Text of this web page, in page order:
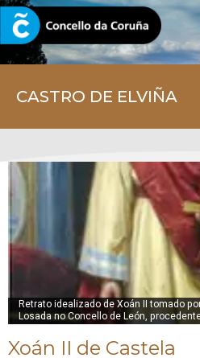
CASTRO DE ELVIÑA
CORUNA.GAL
Retrato idealizado de Xoán II tomado
Losada no Concello de León,
Xoán II de Castela